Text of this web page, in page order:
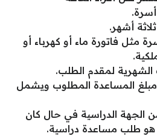
أشهر.
مثل فاتورة ماء أو كهرباء أو
الشهرية لمقدم الطلب.
المساعدة المطلوب ويشمل
الجهة الدراسية في حال كان
هو طلب مساعدة دراسية.